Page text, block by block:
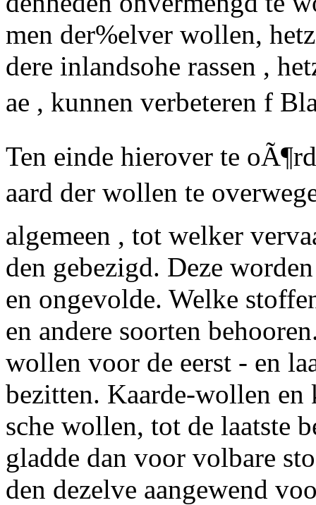
men der%elver wollen,
dere inlandsohe rassen ,
ae , kunnen verbeteren f
Ten einde hierover te
aard der wollen te
algemeen , tot welker
den gebezigd. Deze
en ongevolde. Welke
en andere soorten
wollen voor de eerst - en
bezitten. Kaarde-wollen en
sche wollen, tot de laatste
gladde dan voor volbare
den dezelve aangewend